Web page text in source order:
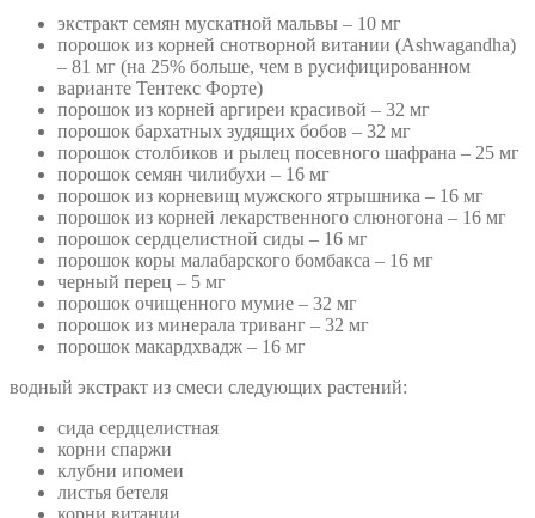
экстракт семян мускатной мальвы – 10 мг
порошок из корней снотворной витании (Ashwagandha)
– 81 мг (на 25% больше, чем в русифицированном
варианте Тентекс Форте)
порошок из корней аргиреи красивой – 32 мг
порошок бархатных зудящих бобов – 32 мг
порошок столбиков и рылец посевного шафрана – 25 мг
порошок семян чилибухи – 16 мг
порошок из корневищ мужского ятрышника – 16 мг
порошок из корней лекарственного слюногона – 16 мг
порошок сердцелистной сиды – 16 мг
порошок коры малабарского бомбакса – 16 мг
черный перец – 5 мг
порошок очищенного мумие – 32 мг
порошок из минерала триванг – 32 мг
порошок макардхвадж – 16 мг
водный экстракт из смеси следующих растений:
сида сердцелистная
корни спаржи
клубни ипомеи
листья бетеля